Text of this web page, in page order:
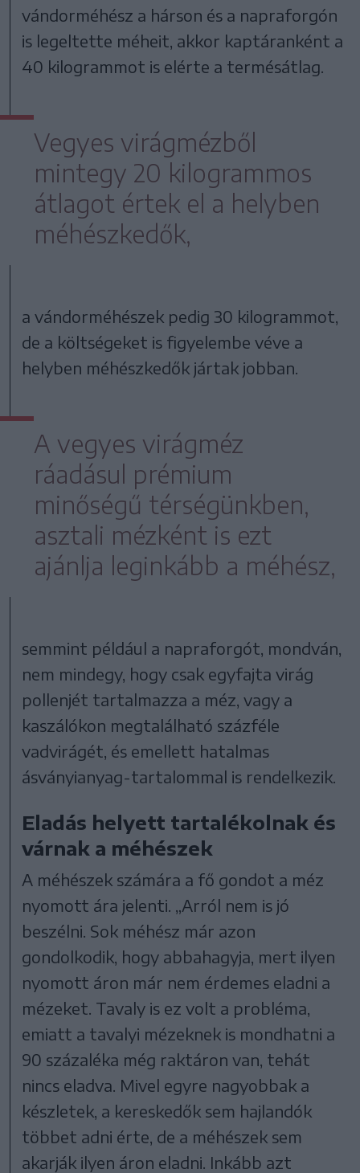
vándorméhész a hárson és a napraforgón
is legeltette méheit, akkor kaptáranként a
40 kilogrammot is elérte a termésátlag.
Vegyes virágmézből
mintegy 20 kilogrammos
átlagot értek el a helyben
méhészkedők,
a vándorméhészek pedig 30 kilogrammot,
de a költségeket is figyelembe véve a
helyben méhészkedők jártak jobban.
A vegyes virágméz
ráadásul prémium
minőségű térségünkben,
asztali mézként is ezt
ajánlja leginkább a méhész,
semmint például a napraforgót, mondván,
nem mindegy, hogy csak egyfajta virág
pollenjét tartalmazza a méz, vagy a
kaszálókon megtalálható százféle
vadvirágét, és emellett hatalmas
ásványianyag-tartalommal is rendelkezik.
Eladás helyett tartalékolnak és
várnak a méhészek
A méhészek számára a fő gondot a méz
nyomott ára jelenti. „Arról nem is jó
beszélni. Sok méhész már azon
gondolkodik, hogy abbahagyja, mert ilyen
nyomott áron már nem érdemes eladni a
mézeket. Tavaly is ez volt a probléma,
emiatt a tavalyi mézeknek is mondhatni a
90 százaléka még raktáron van, tehát
nincs eladva. Mivel egyre nagyobbak a
készletek, a kereskedők sem hajlandók
többet adni érte, de a méhészek sem
akarják ilyen áron eladni. Inkább azt